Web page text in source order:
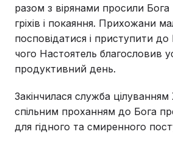
разом з вірянами просили
гріхів і покаяння. Прихожани
посповідатися і приступити до
чого Настоятель благословив
продуктивний день.
Закінчилася служба
спільним проханням до Бога
для гідного та смиренного